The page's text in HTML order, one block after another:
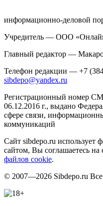
информационно-деловой
Учредитель — ООО
Главный редактор —
Телефон редакции — +7
sibdepo@yandex.ru
Регистрационный номер
06.12.2016 г., выдано
сфере связи,
коммуникаций
Сайт sibdepo.ru использует
сайтом, Вы соглашаетесь
файлов cookie.
© 2007—2026 Sibdepo.ru